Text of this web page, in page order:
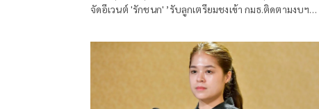
จัดอีเวนต์ 'รักชนก' ’รับลูกเตรียมชงเข้า กมธ.ติดตามงบฯ